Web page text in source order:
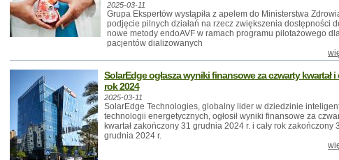
2025-03-11
Grupa Ekspertów wystąpiła z apelem do Ministerstwa
podjęcie pilnych działań na rzecz zwiększenia dostępności
nowe metody endoAVF w ramach programu pilotażowego
pacjentów dializowanych
SolarEdge ogłasza wyniki finansowe za czwarty kwartał i
rok 2024
2025-03-11
SolarEdge Technologies, globalny lider w dziedzinie
technologii energetycznych, ogłosił wyniki finansowe za
kwartał zakończony 31 grudnia 2024 r. i cały rok zakończony
grudnia 2024 r.